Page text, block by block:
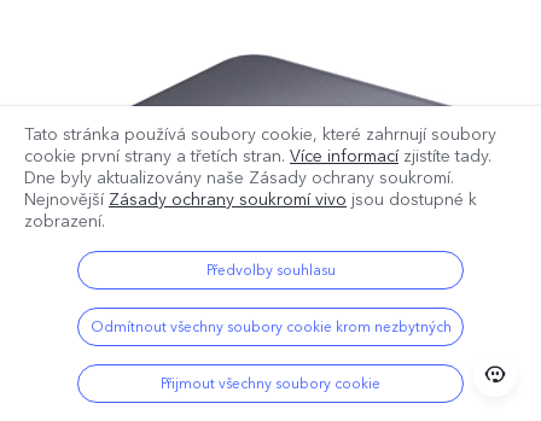
Tato stránka používá soubory cookie, které zahrnují soubory
cookie první strany a třetích stran. Více informacízjistíte tady.
Dne byly aktualizovány naše Zásady ochrany soukromí.
Nejnovější Zásady ochrany soukromí vivo jsou dostupné k
zobrazení.
Předvolby souhlasu
Odmítnout všechny soubory cookie krom nezbytných
Přijmout všechny soubory cookie